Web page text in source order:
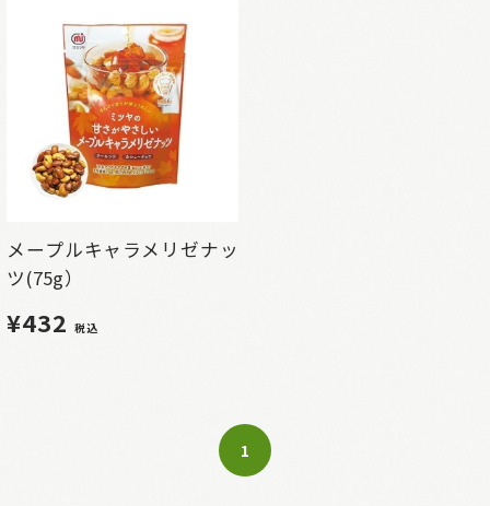
メープルキャラメリゼナッ
ツ(75g）
¥432税込
1